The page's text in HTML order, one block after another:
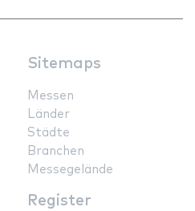
Sitemaps
Messen
Länder
Städte
Branchen
Messegelände
Register